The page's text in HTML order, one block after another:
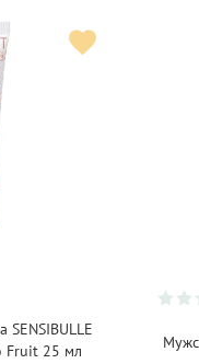
Fruit 25 мл